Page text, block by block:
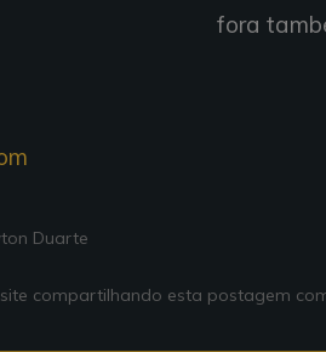
fora
Duarte
compartilhando esta postagem